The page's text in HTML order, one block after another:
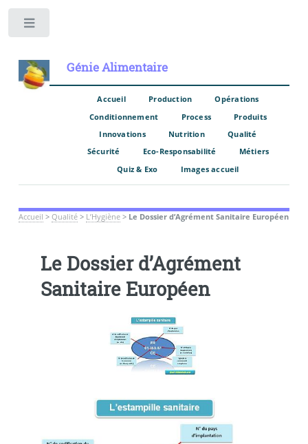
Génie Alimentaire
Accueil Production
Opérations
Conditionnement
Process
Produits
Innovations
Nutrition
Qualité
Sécurité
Eco-Responsabilité
Métiers
Quiz & Exo
Images accueil
Accueil > Qualité> L’Hygiène> Le Dossier d’Agrément Sanitaire Européen
Le Dossier d’Agrément
Sanitaire Européen